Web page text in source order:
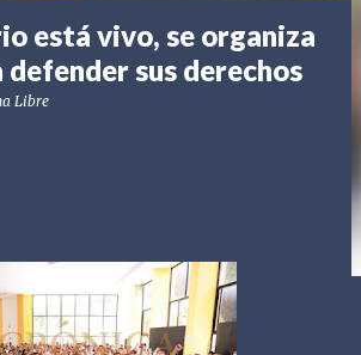
está vivo, se organiza
defender sus derechos
Libre